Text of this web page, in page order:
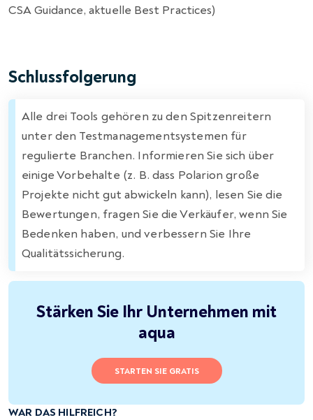
CSA Guidance, aktuelle Best Practices)
Schlussfolgerung
Alle drei Tools gehören zu den Spitzenreitern
unter den Testmanagementsystemen für
regulierte Branchen. Informieren Sie sich über
einige Vorbehalte (z. B. dass Polarion große
Projekte nicht gut abwickeln kann), lesen Sie die
Bewertungen, fragen Sie die Verkäufer, wenn Sie
Bedenken haben, und verbessern Sie Ihre
Qualitätssicherung.
Stärken Sie Ihr Unternehmen mit
aqua
STARTEN SIE GRATIS
WAR DAS HILFREICH?